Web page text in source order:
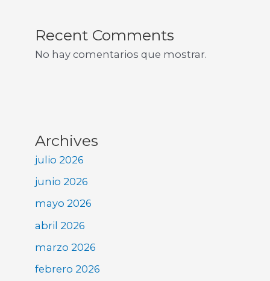
Recent Comments
No hay comentarios que mostrar.
Archives
julio 2026
junio 2026
mayo 2026
abril 2026
marzo 2026
febrero 2026